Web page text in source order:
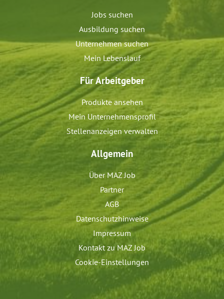
Jobs suchen
Ausbildung suchen
Unternehmen suchen
Mein Lebenslauf
Für Arbeitgeber
Produkte ansehen
Mein Unternehmensprofil
Stellenanzeigen verwalten
Allgemein
Über MAZ Job
Partner
AGB
Datenschutzhinweise
Impressum
Kontakt zu MAZ Job
Cookie-Einstellungen